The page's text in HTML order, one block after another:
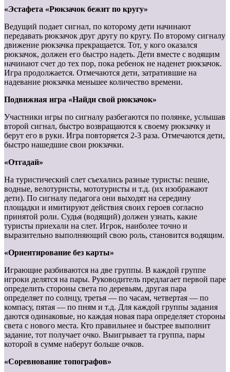
«Эстафета «Рюкзачок бежит по кругу»
Ведущий подает сигнал, по которому дети начинают
передавать рюкзачок друг другу по кругу. По второму сигналу
движение рюкзачка прекращается. Тот, у кого оказался
рюкзачок, должен его быстро надеть. Дети вместе с водящим
начинают счет до тех пор, пока ребенок не наденет рюкзачок.
Игра продолжается. Отмечаются дети, затратившие на
надевание рюкзачка меньшее количество времени.
Подвижная игра «Найди свой рюкзачок»
Участники игры по сигналу разбегаются по полянке, услышав
второй сигнал, быстро возвращаются к своему рюкзачку и
берут его в руки. Игра повторяется 2-3 раза. Отмечаются дети,
быстро нашедшие свои рюкзачки.
«Отгадай»
На туристический слет съехались разные туристы: пешие,
водные, велотуристы, мототуристы и т.д. (их изображают
дети). По сигналу педагога они выходят на середину
площадки и имитируют действия своих героев согласно
принятой роли. Судья (водящий) должен узнать, какие
туристы приехали на слет. Игрок, наиболее точно и
выразительно выполняющий свою роль, становится водящим.
«Ориентирование без карты»
Играющие разбиваются на две группы. В каждой группе
игроки делятся на пары. Руководитель предлагает первой паре
определить стороны света по деревьям, другая пара
определяет по солнцу, третья — по часам, четвертая — по
компасу, пятая — по пням и т.д. Для каждой группы задания
даются одинаковые, но каждая новая пара определяет стороны
света с нового места. Кто правильнее и быстрее выполнит
задание, тот получает очко. Выигрывает та группа, пары
которой в сумме наберут больше очков.
«Соревнование топографов»